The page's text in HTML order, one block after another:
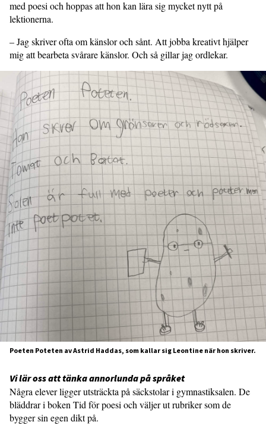
med poesi och hoppas att hon kan lära sig mycket nytt på
lektionerna.
– Jag skriver ofta om känslor och sånt. Att jobba kreativt hjälper
mig att bearbeta svårare känslor. Och så gillar jag ordlekar.
Poeten Poteten av Astrid Haddas, som kallar sig Leontine när hon skriver.
Vi lär oss att tänka annorlunda på språket
Några elever ligger utsträckta på säckstolar i gymnastiksalen. De
bläddrar i boken Tid för poesi och väljer ut rubriker som de
bygger sin egen dikt på.